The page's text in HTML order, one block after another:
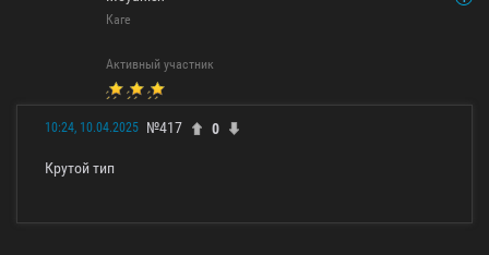
Каге
Активный участник
10:24, 10.04.2025 №417 0
Крутой тип